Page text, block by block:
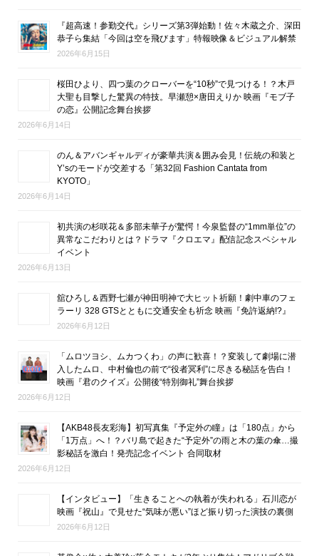
『超高速！参勤交代』シリーズ第3弾始動！佐々木蔵之介、深田
恭子ら集結「今回は空を飛びます」特報映像＆ビジュアル解禁
2026年6月15日
桜田ひより、四つ葉のクローバーを“10秒”で見つける！？木戸
大聖も目撃した驚異の特技。早瀬憩×唐田えりか 映画『モブ子
の恋』公開記念舞台挨拶
2026年6月14日
のん＆アバンギャルディが豪華共演＆囲み会見！伝統の和装と
Y’sのモードが交差する「第32回 Fashion Cantata from
KYOTO」
2026年6月14日
初共演の杉咲花＆多部未華子が驚愕！今泉監督の“1mm単位”の
異常なこだわりとは？ドラマ『クロエマ』配信記念スペシャル
イベント
2026年6月13日
舘ひろし＆西野七瀬が神田明神で大ヒット祈願！劇中車のフェ
ラーリ 328 GTSとともに交通安全も祈念 映画『免許返納!?』
2026年6月12日
「ムロツヨシ、ムカつくわ」の声に歓喜！？変装して劇場に潜
入したムロ、中村倫也の前で“役者冥利”に尽きる秘話を告白！
映画『君のクイズ』公開後“特別御礼”舞台挨拶
2026年6月12日
【AKB48長友彩海】初写真集『予定外の瞳』は「180点」から
「1万点」へ！？バリ島で起きた“予定外”の雨と木の葉の傘…撮
影秘話を激白！発売記念イベント 合同取材
2026年6月12日
【インタビュー】「生きることへの執着が失われる」石川恋が
映画『祝山』で見せた“気味が悪い”ほど振り切った演技の裏側
2026年6月12日